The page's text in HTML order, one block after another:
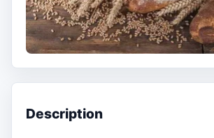
Description